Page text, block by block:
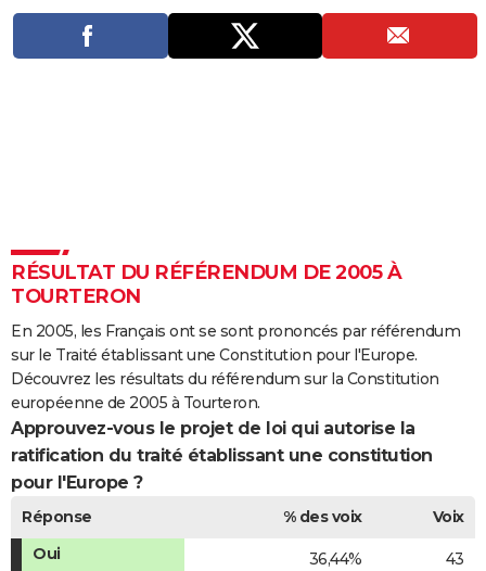
Destinations
City break
Voyage nature
Voyage de noces
Climat
PROGRAMME TV
COPAINS D'AVANT
S'inscrire
Se connecter
Lycées
Collèges
Primaires
Universités
Entreprises
Service militaire
Avis de recherche
AVIS DE DÉCÈS
FORUM
Bricolage
Lifestyle
Culture
Auto
Television
Voyage
Cinema
RÉSULTAT DU RÉFÉRENDUM DE 2005 À
TOURTERON
En 2005, les Français ont se sont prononcés par référendum
sur le Traité établissant une Constitution pour l'Europe.
Découvrez les résultats du référendum sur la Constitution
européenne de 2005 à Tourteron.
Approuvez-vous le projet de loi qui autorise la
ratification du traité établissant une constitution
pour l'Europe ?
Réponse % des voix
Voix
Oui
36,44% 43